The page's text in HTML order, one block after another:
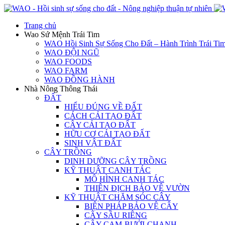
Trang chủ
Wao Sứ Mệnh Trái Tim
WAO Hồi Sinh Sự Sống Cho Đất – Hành Trình Trái
WAO ĐỘI NGŨ
WAO FOODS
WAO FARM
WAO ĐỒNG HÀNH
Nhà Nông Thông Thái
ĐẤT
HIỂU ĐÚNG VỀ ĐẤT
CÁCH CẢI TẠO ĐẤT
CÂY CẢI TẠO ĐẤT
HỮU CƠ CẢI TẠO ĐẤT
SINH VẬT ĐẤT
CÂY TRỒNG
DINH DƯỠNG CÂY TRỒNG
KỸ THUẬT CANH TÁC
MÔ HÌNH CANH TÁC
THIÊN ĐỊCH BẢO VỆ VƯỜN
KỸ THUẬT CHĂM SÓC CÂY
BIỆN PHÁP BẢO VỆ CÂY
CÂY SẦU RIÊNG